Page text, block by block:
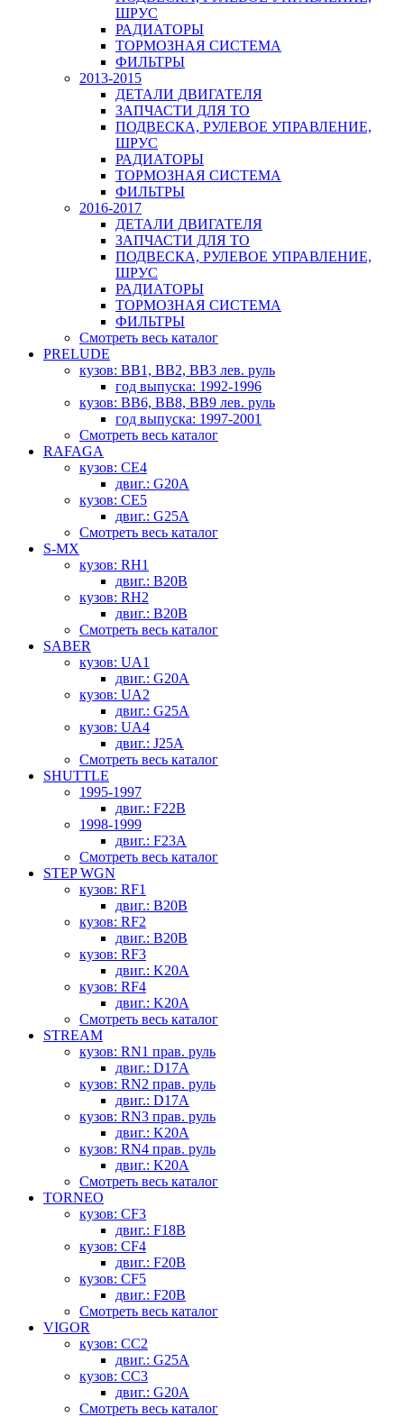
ШРУС
РАДИАТОРЫ
ТОРМОЗНАЯ СИСТЕМА
ФИЛЬТРЫ
2013-2015
ДЕТАЛИ ДВИГАТЕЛЯ
ЗАПЧАСТИ ДЛЯ ТО
ПОДВЕСКА, РУЛЕВОЕ УПРАВЛЕНИЕ,
ШРУС
РАДИАТОРЫ
ТОРМОЗНАЯ СИСТЕМА
ФИЛЬТРЫ
2016-2017
ДЕТАЛИ ДВИГАТЕЛЯ
ЗАПЧАСТИ ДЛЯ ТО
ПОДВЕСКА, РУЛЕВОЕ УПРАВЛЕНИЕ,
ШРУС
РАДИАТОРЫ
ТОРМОЗНАЯ СИСТЕМА
ФИЛЬТРЫ
Смотреть весь каталог
PRELUDE
кузов: BB1, BB2, BB3 лев. руль
год выпуска: 1992-1996
кузов: BB6, BB8, BB9 лев. руль
год выпуска: 1997-2001
Смотреть весь каталог
RAFAGA
кузов: CE4
двиг.: G20A
кузов: CE5
двиг.: G25A
Смотреть весь каталог
S-MX
кузов: RH1
двиг.: B20B
кузов: RH2
двиг.: B20B
Смотреть весь каталог
SABER
кузов: UA1
двиг.: G20A
кузов: UA2
двиг.: G25A
кузов: UA4
двиг.: J25A
Смотреть весь каталог
SHUTTLE
1995-1997
двиг.: F22B
1998-1999
двиг.: F23A
Смотреть весь каталог
STEP WGN
кузов: RF1
двиг.: B20B
кузов: RF2
двиг.: B20B
кузов: RF3
двиг.: K20A
кузов: RF4
двиг.: K20A
Смотреть весь каталог
STREAM
кузов: RN1 прав. руль
двиг.: D17A
кузов: RN2 прав. руль
двиг.: D17A
кузов: RN3 прав. руль
двиг.: K20A
кузов: RN4 прав. руль
двиг.: K20A
Смотреть весь каталог
TORNEO
кузов: CF3
двиг.: F18B
кузов: CF4
двиг.: F20B
кузов: CF5
двиг.: F20B
Смотреть весь каталог
VIGOR
кузов: CC2
двиг.: G25A
кузов: CC3
двиг.: G20A
Смотреть весь каталог